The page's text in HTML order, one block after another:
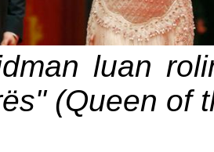
luan
(Queen of